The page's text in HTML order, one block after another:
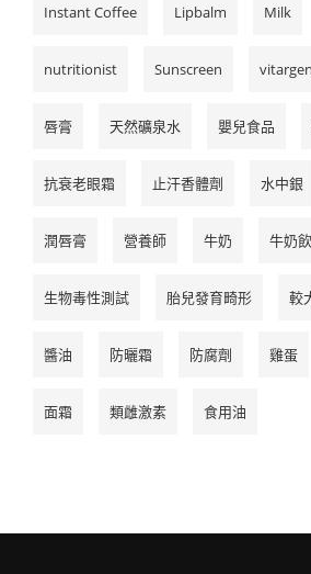
Instant Coffee Lipbalm Milk
nutritionist Sunscreen
唇膏 天然礦泉水 嬰兒食品
抗衰老眼霜 止汗香體劑 水中銀
潤唇膏 營養師 牛奶 牛奶
生物毒性測試 胎兒發育畸形 較
醬油 防曬霜 防腐劑 雞蛋
面霜 類雌激素 食用油